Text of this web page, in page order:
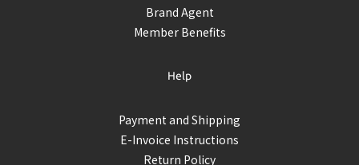
Brand Agent
Member Benefits
Help
Payment and Shipping
E-Invoice Instructions
Return Policy